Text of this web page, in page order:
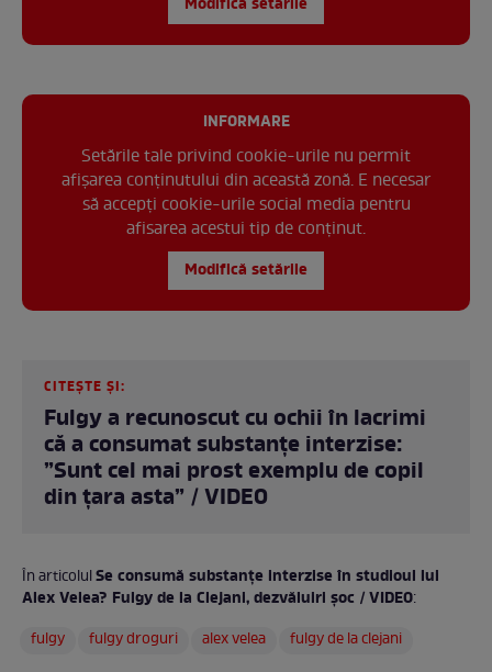
Modifică setările
INFORMARE
Setările tale privind cookie-urile nu permit
afișarea conținutului din această zonă. E necesar
să accepți cookie-urile social media pentru
afisarea acestui tip de conținut.
Modifică setările
CITEȘTE ȘI:
Fulgy a recunoscut cu ochii în lacrimi
că a consumat substanțe interzise:
”Sunt cel mai prost exemplu de copil
din țara asta” / VIDEO
În articolulSe consumă substanțe interzise în studioul lui
Alex Velea? Fulgy de la Clejani, dezvăluiri șoc / VIDEO:
fulgy
fulgy droguri alex velea fulgy de la clejani